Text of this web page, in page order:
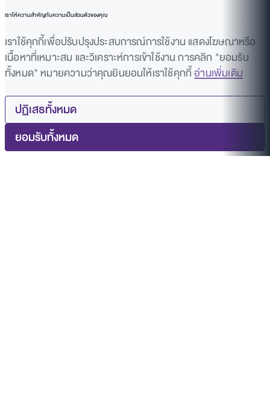
เราให้ความสำคัญกับความเป็นส่วนตัวของคุณ
เราใช้คุกกี้เพื่อปรับปรุงประสบการณ์การใช้งาน แสดงโฆษณาหรือ
เนื้อหาที่เหมาะสม และวิเคราะห์การเข้าใช้งาน การคลิก "ยอมรับ
ทั้งหมด" หมายความว่าคุณยินยอมให้เราใช้คุกกี้อ่านเพิ่มเติม
ปฏิเสธทั้งหมด
ยอมรับทั้งหมด